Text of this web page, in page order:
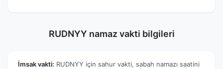
RUDNYY namaz vakti bilgileri
İmsak vakti: RUDNYY için sahur vakti, sabah namazı saatini